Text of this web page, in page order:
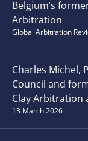
Belgium’s
Arbitration
Global Arbitration
Charles Michel,
Council and
Clay Arbitration
13 March 2026